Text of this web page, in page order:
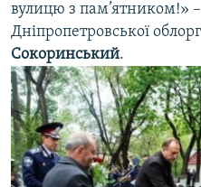
вулицю з пам’ятником!»
Дніпропетровської
Сокоринський.